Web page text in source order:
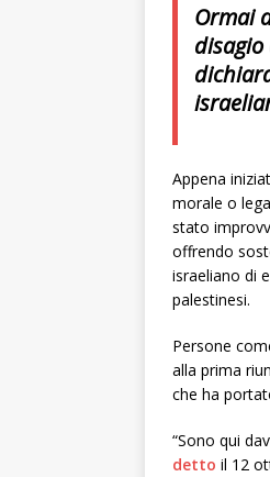
Ormai
Appena
morale o
stato
offrendo
israeliano di
palestinesi.
Persone
alla prima
che ha
“Sono qui
detto il 12